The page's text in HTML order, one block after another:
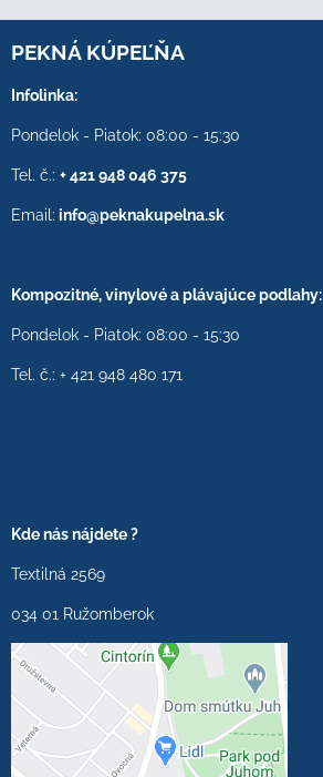
PEKNÁ KÚPEĽŇA
Infolinka:
Pondelok - Piatok: 08:00 - 15:30
Tel. č.: + 421 948 046 375
Email: info@peknakupelna.sk
Kompozitné, vinylové a plávajúce podlahy:
Pondelok - Piatok: 08:00 - 15:30
Tel. č.: + 421 948 480 171
Kde nás nájdete ?
Textilná 2569
034 01 Ružomberok
Externý obsah je
blokovaný Voľbami
súkromia